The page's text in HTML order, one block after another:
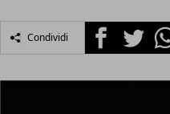
Condividi FacebookTwitter